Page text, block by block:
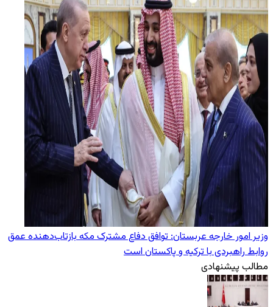
وزیر امور خارجه عربستان: توافق دفاع مشترک مکه بازتاب‌دهنده عمق
روابط راهبردی با ترکیه و پاکستان است
مطالب پیشنهادی